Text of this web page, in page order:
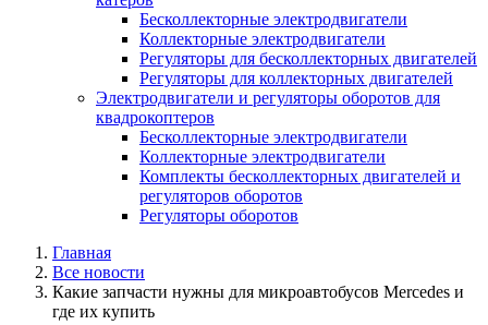
Бесколлекторные электродвигатели
Коллекторные электродвигатели
Регуляторы для бесколлекторных двигателей
Регуляторы для коллекторных двигателей
Электродвигатели и регуляторы оборотов для
квадрокоптеров
Бесколлекторные электродвигатели
Коллекторные электродвигатели
Комплекты бесколлекторных двигателей и
регуляторов оборотов
Регуляторы оборотов
Главная
Все новости
Какие запчасти нужны для микроавтобусов Mercedes и
где их купить